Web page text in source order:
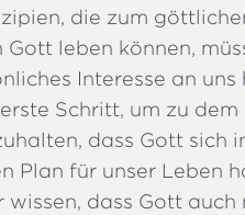
die zum
leben können,
Interesse an uns
Schritt, um zu
dass Gott sich
Plan für unser Leben
dass Gott auch